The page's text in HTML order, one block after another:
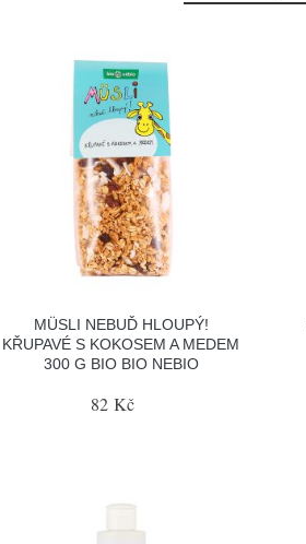
MÜSLI NEBUĎ HLOUPÝ!
KŘUPAVÉ S KOKOSEM A MEDEM
300 G BIO BIO NEBIO
82 Kč